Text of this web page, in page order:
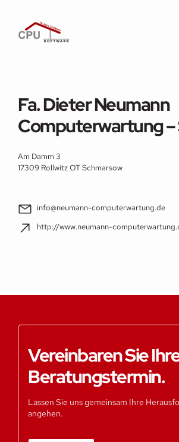
Fa. Dieter Neumann
Computerwartung
Am Damm 3
17309 Rollwitz OT Schmarsow
info@neumann-computerwartung.de
http://www.neumann-
Vereinbaren Sie
Beratungstermin.
Lassen Sie uns gemeinsam Ihre
angehen.